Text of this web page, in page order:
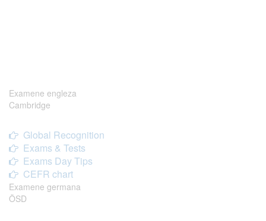
Examene engleza
Cambridge
Global Recognition
Exams & Tests
Exams Day Tips
CEFR chart
Examene germana
ÖSD